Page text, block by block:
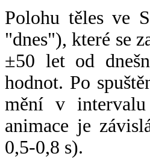
Polohu těles ve
"dnes"), které se
±50 let od
hodnot. Po
mění v
animace je
0,5-0,8 s).